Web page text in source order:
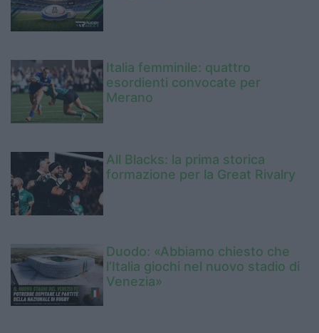
Italia femminile: quattro
esordienti convocate per
Merano
All Blacks: la prima storica
formazione per la Great Rivalry
Duodo: «Abbiamo chiesto che
l’Italia giochi nel nuovo stadio di
Venezia»